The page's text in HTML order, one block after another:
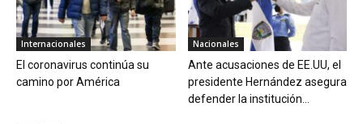
Internacionales
El coronavirus continúa su
camino por América
Nacionales
Ante acusaciones de EE.UU, el
presidente Hernández asegura
defender la institución...